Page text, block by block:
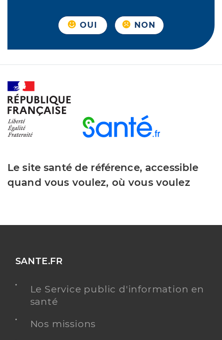
OUI NON
Le site santé de référence, accessible
quand vous voulez, où vous voulez
SANTE.FR
Le Service public d'information en
santé
Nos missions